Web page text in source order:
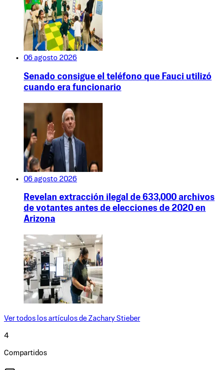
06 agosto 2026
Senado consigue el teléfono que Fauci utilizó
cuando era funcionario
06 agosto 2026
Revelan extracción ilegal de 633,000 archivos
de votantes antes de elecciones de 2020 en
Arizona
Ver todos los artículos de Zachary Stieber
4
Compartidos